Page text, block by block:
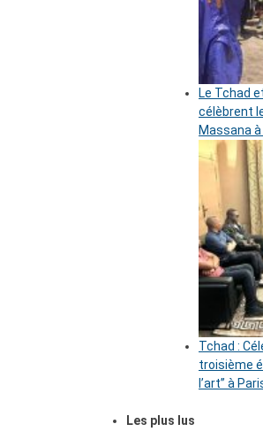
Le Tchad
célèbrent
Massana
Tchad :
troisième
l’art’’ à
Les plus lus